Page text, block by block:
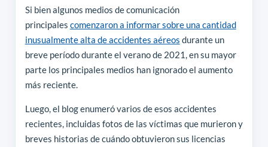
Si bien algunos medios de comunicación
principales comenzaron a informar sobre una cantidad
inusualmente alta de accidentes aéreos durante un
breve período durante el verano de 2021, en su mayor
parte los principales medios han ignorado el aumento
más reciente.
Luego, el blog enumeró varios de esos accidentes
recientes, incluidas fotos de las víctimas que murieron y
breves historias de cuándo obtuvieron sus licencias